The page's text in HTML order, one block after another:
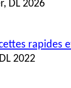
DL 2026
rapides
2022